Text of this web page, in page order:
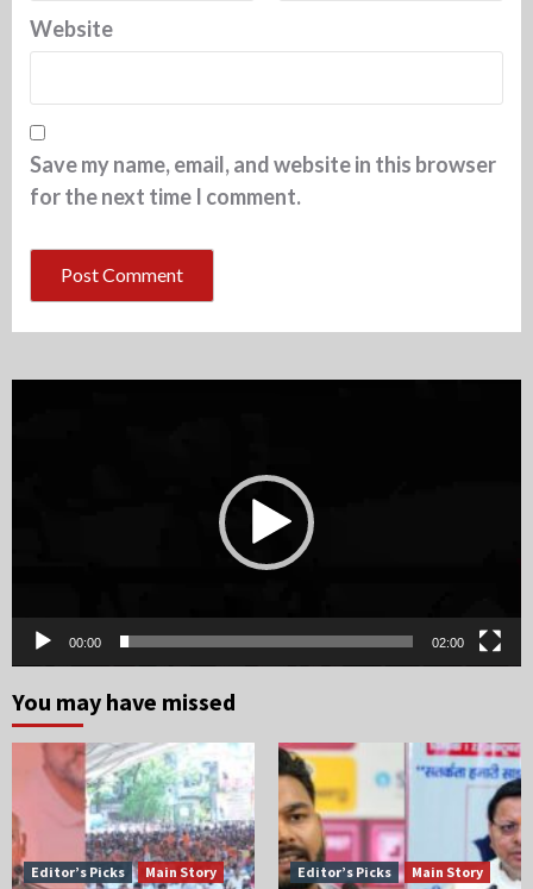
Website
Save my name, email, and website in this browser
for the next time I comment.
00:00 02:00
You may have missed
Editor’s Picks
Main Story
Editor’s Picks
Main Story